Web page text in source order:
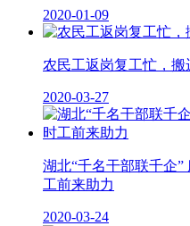
2020-01-09
农民工返岗复工忙，
2020-03-27
湖北“千名干部联千企
工前来助力
2020-03-24